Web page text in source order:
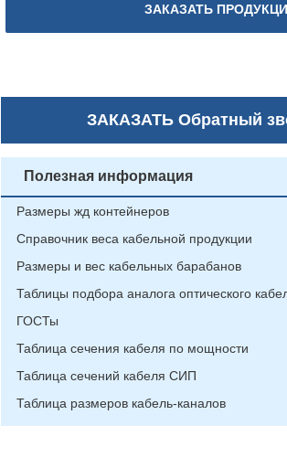
ЗАКАЗАТЬ
ЗАКАЗАТЬОбратный
Полезная информация
Размеры жд контейнеров
Справочник веса кабельной продукции
Размеры и вес кабельных барабанов
Таблицы подбора аналога оптического
ГОСТы
Таблица сечения кабеля по мощности
Таблица сечений кабеля СИП
Таблица размеров кабель-каналов